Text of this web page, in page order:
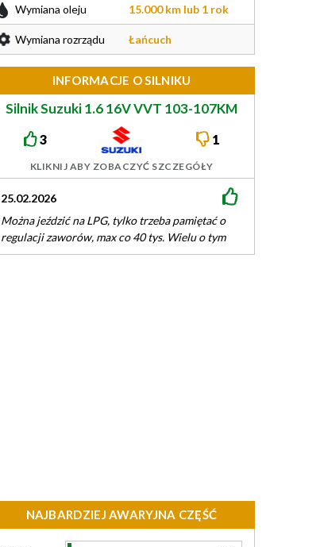
Wymiana oleju 15.000 km lub 1 rok
Wymiana rozrządu Łańcuch
INFORMACJE O SILNIKU
Silnik Suzuki 1.6 16V VVT 103-107KM
M16A
3 1
KLIKNIJ ABY ZOBACZYĆ SZCZEGÓŁY
25.02.2026
Można jeździć na LPG, tylko trzeba pamiętać o
regulacji zaworów, max co 40 tys. Wielu o tym
nie wie i…
wręcz
NAJBARDZIEJ AWARYJNA CZĘŚĆ